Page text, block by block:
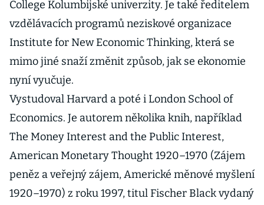
College Kolumbijské univerzity. Je také ředitelem
vzdělávacích programů neziskové organizace
Institute for New Economic Thinking, která se
mimo jiné snaží změnit způsob, jak se ekonomie
nyní vyučuje.
Vystudoval Harvard a poté i London School of
Economics. Je autorem několika knih, například
The Money Interest and the Public Interest,
American Monetary Thought 1920–1970 (Zájem
peněz a veřejný zájem, Americké měnové myšlení
1920–1970) z roku 1997, titul Fischer Black vydaný